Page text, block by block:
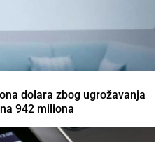
dolara zbog ugrožavanja
942 miliona